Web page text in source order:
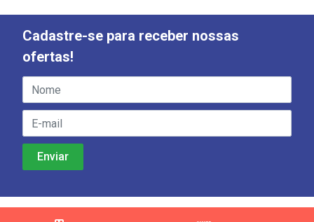
Cadastre-se para receber nossas
ofertas!